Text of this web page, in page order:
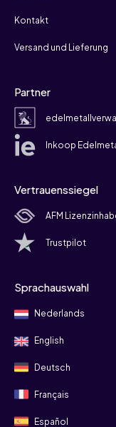
Kontakt
Versand und Lieferung
Partner
Inkoop
Vertrauenssiegel
AFM
Trustpilot
Sprachauswahl
Nederlands
English
Deutsch
Français
Español